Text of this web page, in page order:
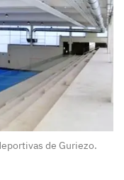
de Guriezo.